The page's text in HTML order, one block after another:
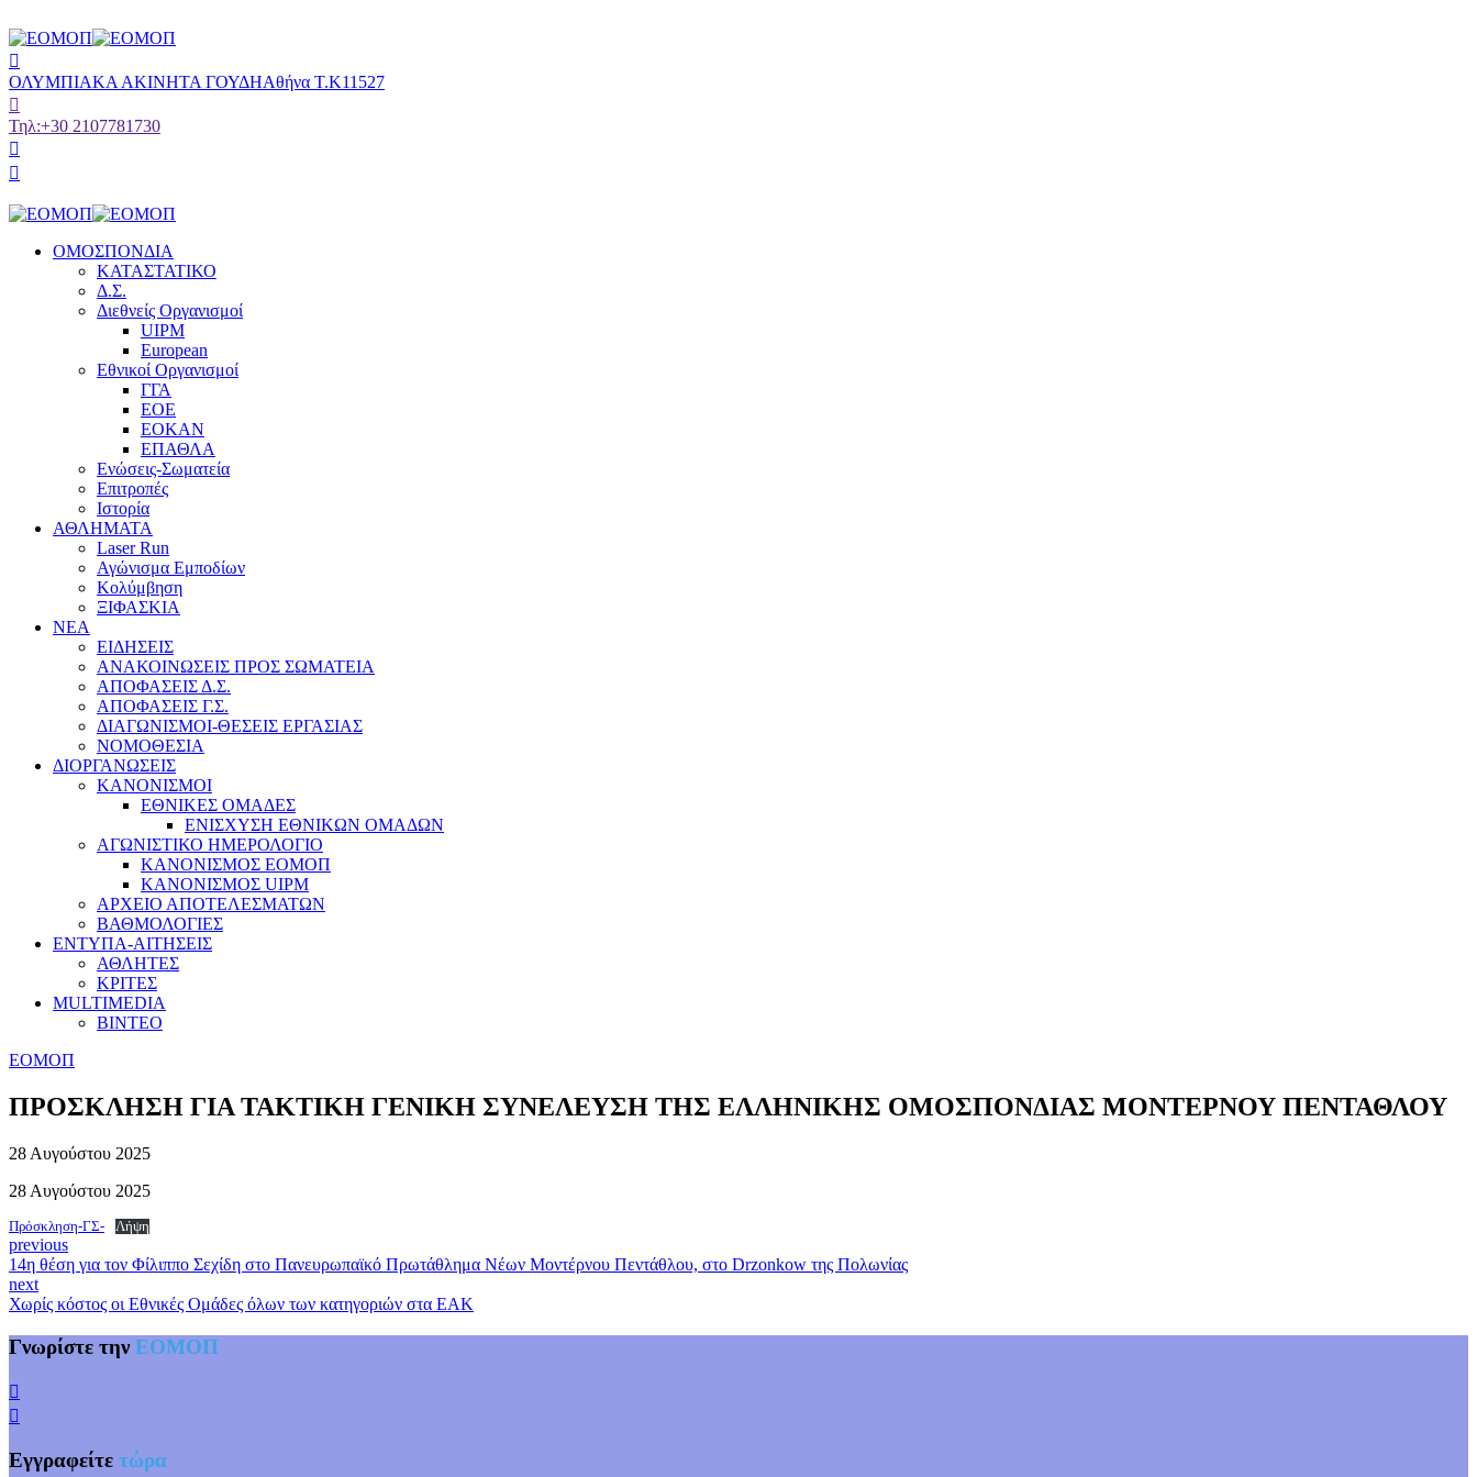
ΟΛΥΜΠΙΑΚΑ ΑΚΙΝΗΤΑ ΓΟΥΔΗΑθήνα Τ.Κ11527
Τηλ:+30 2107781730
ΟΜΟΣΠΟΝΔΙΑ
ΚΑΤΑΣΤΑΤΙΚΟ
Δ.Σ.
Διεθνείς Οργανισμοί
UIPM
European
Εθνικοί Οργανισμοί
ΓΓΑ
ΕΟΕ
ΕΟΚΑΝ
ΕΠΑΘΛΑ
Ενώσεις-Σωματεία
Επιτροπές
Ιστορία
ΑΘΛΗΜΑΤΑ
Laser Run
Αγώνισμα Εμποδίων
Κολύμβηση
ΞΙΦΑΣΚΙΑ
NEA
ΕΙΔΗΣΕΙΣ
ΑΝΑΚΟΙΝΩΣΕΙΣ ΠΡΟΣ ΣΩΜΑΤΕΙΑ
ΑΠΟΦΑΣΕΙΣ Δ.Σ.
ΑΠΟΦΑΣΕΙΣ Γ.Σ.
ΔΙΑΓΩΝΙΣΜΟΙ-ΘΕΣΕΙΣ ΕΡΓΑΣΙΑΣ
ΝΟΜΟΘΕΣΙΑ
ΔΙΟΡΓΑΝΩΣΕΙΣ
ΚΑΝΟΝΙΣΜΟΙ
ΕΘΝΙΚΕΣ ΟΜΑΔΕΣ
ΕΝΙΣΧΥΣΗ ΕΘΝΙΚΩΝ ΟΜΑΔΩΝ
ΑΓΩΝΙΣΤΙΚΟ ΗΜΕΡΟΛΟΓΙΟ
ΚΑΝΟΝΙΣΜΟΣ ΕΟΜΟΠ
ΚΑΝΟΝΙΣΜΟΣ UIPM
ΑΡΧΕΙΟ ΑΠΟΤΕΛΕΣΜΑΤΩΝ
ΒΑΘΜΟΛΟΓΙΕΣ
ΕΝΤΥΠΑ-ΑΙΤΗΣΕΙΣ
ΑΘΛΗΤΕΣ
ΚΡΙΤΕΣ
MULTIMEDIA
ΒΙΝΤΕΟ
ΕΟΜΟΠ
ΠΡΟΣΚΛΗΣΗ ΓΙΑ ΤΑΚΤΙΚΗ ΓΕΝΙΚΗ ΣΥΝΕΛΕΥΣΗ ΤΗΣ ΕΛΛΗΝΙΚΗΣ ΟΜΟΣΠΟΝΔΙΑΣ ΜΟΝΤΕΡΝΟΥ ΠΕΝΤΑΘΛΟΥ
28 Αυγούστου 2025
28 Αυγούστου 2025
Πρόσκληση-ΓΣ- Λήψη
previous
14η θέση για τον Φίλιππο Σεχίδη στο Πανευρωπαϊκό Πρωτάθλημα Νέων Μοντέρνου Πεντάθλου, στο Drzonkow της Πολωνίας
next
Χωρίς κόστος οι Εθνικές Ομάδες όλων των κατηγοριών στα ΕΑΚ
Γνωρίστε τηνΕΟΜΟΠ
Εγγραφείτε τώρα